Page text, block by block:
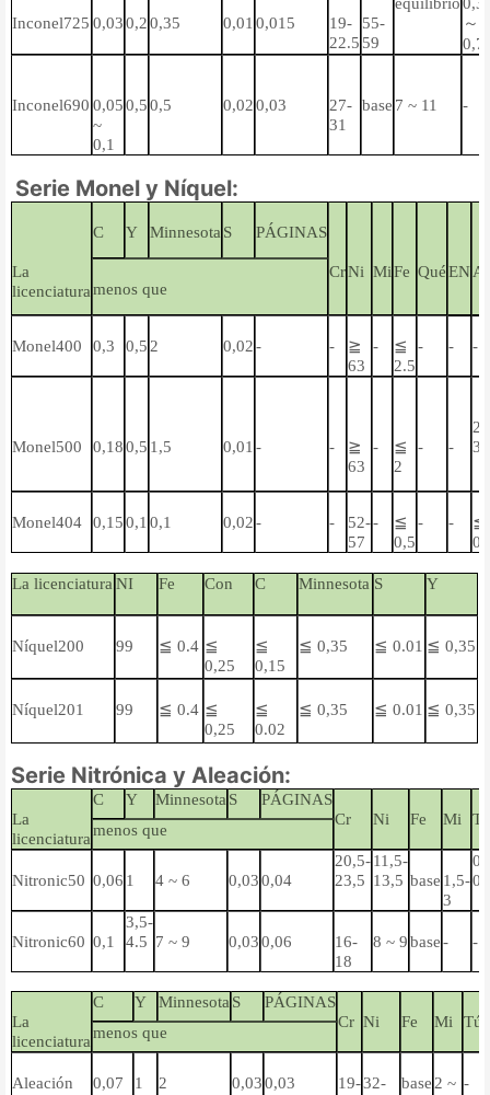
Inconel725 0,03 0,2 0,35 0,01 0,015
19-
22.5
55-
59
～
Inconel690 0,05
~
0,1
0,5 0,5 0,02 0,03
27-
31
base 7 ~ 11 -
Serie Monel y Níquel:
La
licenciatura
C Y Minnesota S PÁGINAS
CrNi Mi Fe Qué ENAl
menos que
Monel400 0,3 0,5 2 0,02 - -
≧
63
-
≦
2.5
- - -
Monel500 0,18 0,5 1,5 0,01 - -
≧
63
-
≦
2
- -
Monel404 0,15 0,1 0,1 0,02 - -
52-
57
-
≦
0,5
- -
≦
La licenciatura NI Fe Con C Minnesota S Y
Níquel200 99 ≦ 0.4 ≦
0,25
≦
0,15
≦ 0,35 ≦ 0.01 ≦ 0,35
Níquel201 99 ≦ 0.4 ≦
0,25
≦
0.02
≦ 0,35 ≦ 0.01 ≦ 0,35
Serie Nitrónica y Aleación:
La
licenciatura
C Y Minnesota S
PÁGINAS
Cr
Ni Fe Mi
menos que
Nitronic50 0,06 1 4 ~ 6 0,03 0,04
20,5-
23,5
11,5-
13,5 base 1,5-
3
Nitronic60 0,1
3,5-
4.5 7 ~ 9 0,03 0,06
16-
18
8 ~ 9 base - -
La
licenciatura
C Y Minnesota S
PÁGINAS
Cr Ni Fe Mi Tú
menos que
Aleación
0,07 1 2 0,03 0,03
19-32-
base 2 ~ -